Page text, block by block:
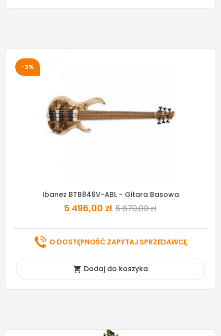
-3%
Ibanez BTB846V-ABL - Gitara Basowa
5 496,00 zł 5 670,00 zł
O DOSTĘPNOŚĆ ZAPYTAJ SPRZEDAWCĘ
 Dodaj do koszyka